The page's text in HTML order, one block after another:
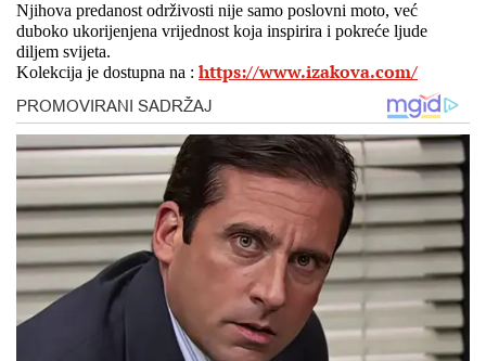
Njihova predanost održivosti nije samo poslovni moto, već
duboko ukorijenjena vrijednost koja inspirira i pokreće ljude
diljem svijeta.
Kolekcija je dostupna na : https://www.izakova.com/